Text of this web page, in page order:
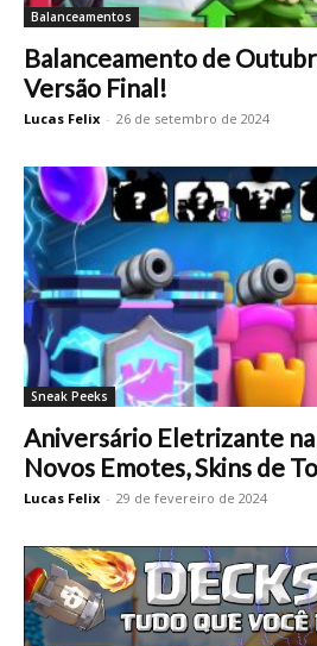
Balanceamentos
Balanceamento de
Versão Final!
Lucas Felix - 26 de setembro de 2024
Sneak Peeks
Aniversário Eletrizante na
Novos Emotes, Skins de
Lucas Felix - 29 de fevereiro de 2024